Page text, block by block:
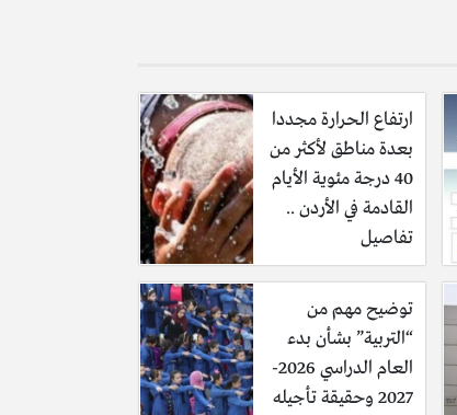
ارتفاع الحرارة مجددا
بعدة مناطق لأكثر من
40 درجة مئوية الأيام
القادمة في الأردن ..
تفاصيل
توضيح مهم من
“التربية” بشأن بدء
العام الدراسي 2026-
2027 وحقيقة تأجيله